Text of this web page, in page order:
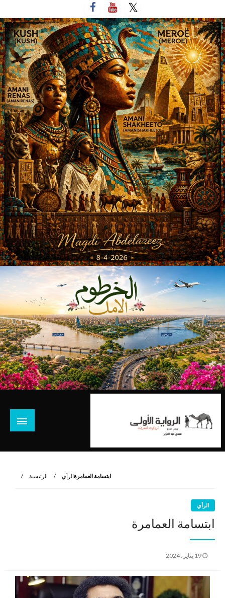
إلى
المحتوى
نروي لتعرف
الرئيسية الرأيابتسامة العمامرة
الرأي
ابتسامة العمامرة
نُشر
19 يناير، 2024